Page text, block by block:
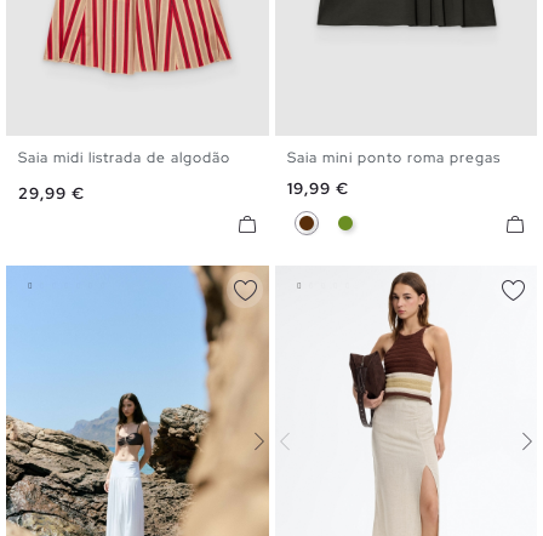
L
Saia midi listrada de algodão
Preço
29,99 €
XS
Saia mini ponto roma pregas
Preço
19,99 €
ChocolateVerde Oliva